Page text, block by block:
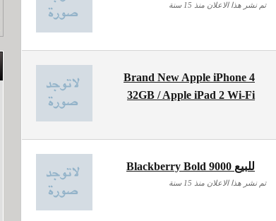
تم نشر هذا الاعلان منذ 15 سنة
Brand New Apple iPhone 4
32GB / Apple iPad 2 Wi-Fi
Blackberry Bold 9000 للبيع
تم نشر هذا الاعلان منذ 15 سنة